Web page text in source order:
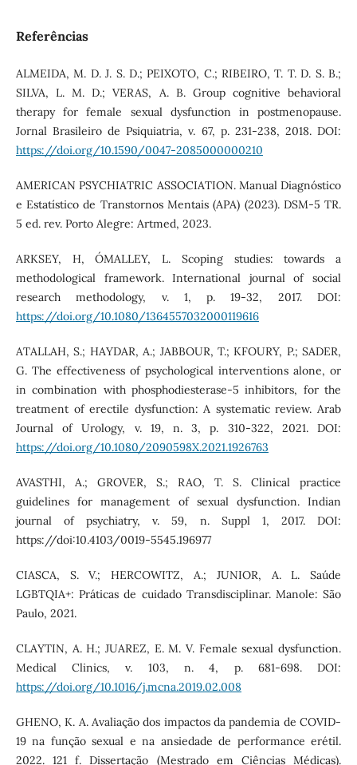
Referências
ALMEIDA, M. D. J. S. D.; PEIXOTO, C.; RIBEIRO, T. T. D. S. B.;
SILVA, L. M. D.; VERAS, A. B. Group cognitive behavioral
therapy for female sexual dysfunction in postmenopause.
Jornal Brasileiro de Psiquiatria, v. 67, p. 231-238, 2018. DOI:
https://doi.org/10.1590/0047-2085000000210
AMERICAN PSYCHIATRIC ASSOCIATION. Manual Diagnóstico
e Estatístico de Transtornos Mentais (APA) (2023). DSM-5 TR.
5 ed. rev. Porto Alegre: Artmed, 2023.
ARKSEY, H, O´MALLEY, L. Scoping studies: towards a
methodological framework. International journal of social
research methodology, v. 1, p. 19-32, 2017. DOI:
https://doi.org/10.1080/1364557032000119616
ATALLAH, S.; HAYDAR, A.; JABBOUR, T.; KFOURY, P.; SADER,
G. The effectiveness of psychological interventions alone, or
in combination with phosphodiesterase-5 inhibitors, for the
treatment of erectile dysfunction: A systematic review. Arab
Journal of Urology, v. 19, n. 3, p. 310-322, 2021. DOI:
https://doi.org/10.1080/2090598X.2021.1926763
AVASTHI, A.; GROVER, S.; RAO, T. S. Clinical practice
guidelines for management of sexual dysfunction. Indian
journal of psychiatry, v. 59, n. Suppl 1, 2017. DOI:
https://doi:10.4103/0019-5545.196977
CIASCA, S. V.; HERCOWITZ, A.; JUNIOR, A. L. Saúde
LGBTQIA+: Práticas de cuidado Transdisciplinar. Manole: São
Paulo, 2021.
CLAYTIN, A. H.; JUAREZ, E. M. V. Female sexual dysfunction.
Medical Clinics, v. 103, n. 4, p. 681-698. DOI:
https://doi.org/10.1016/j.mcna.2019.02.008
GHENO, K. A. Avaliação dos impactos da pandemia de COVID-
19 na função sexual e na ansiedade de performance erétil.
2022. 121 f. Dissertação (Mestrado em Ciências Médicas).